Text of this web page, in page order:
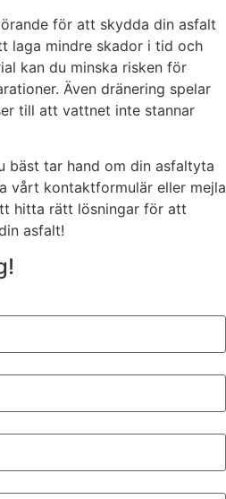
för att skydda din asfalt
laga mindre skador i tid och
kan du minska risken för
Även dränering spelar
till att vattnet inte stannar
bäst tar hand om din asfaltyta
vårt kontaktformulär eller mejla
hitta rätt lösningar för att
asfalt!